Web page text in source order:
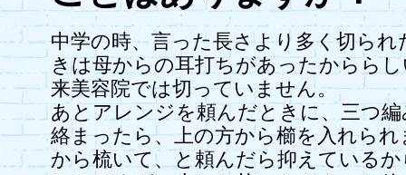
中学の時、言った長さより多く切ら
きは母からの耳打ちがあったからら
来美容院では切っていません。
あとアレンジを頼んだときに、三つ
絡まったら、上の方から櫛を入れら
から梳いて、と頼んだら抑えている